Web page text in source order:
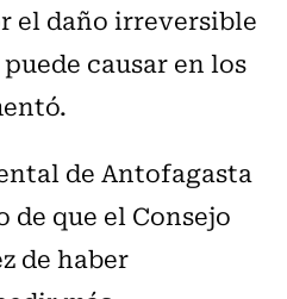
el daño irreversible
causar en los
de Antofagasta
que el Consejo
de haber